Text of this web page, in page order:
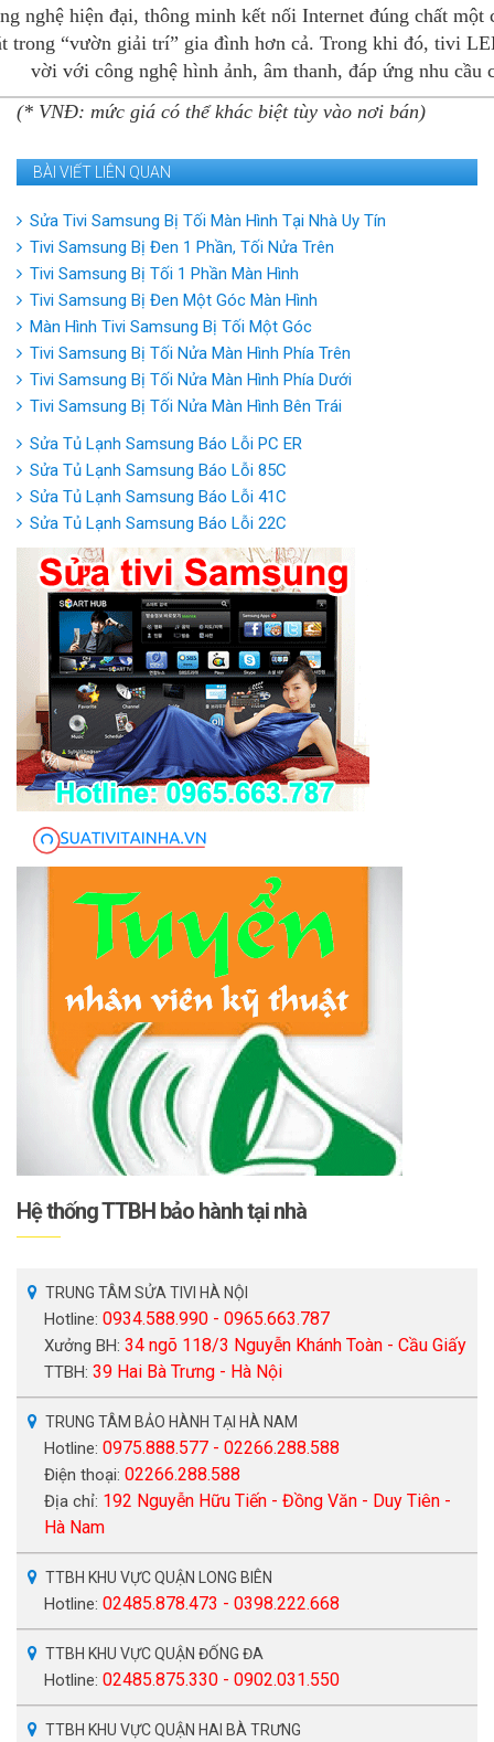
nghệ hiện đại, thông minh kết nối Internet đúng chất
trong “vườn giải trí” gia đình hơn cả. Trong khi đó, tivi
vời với công nghệ hình ảnh, âm thanh, đáp ứng nhu cầu
(* VNĐ: mức giá có thể khác biệt tùy vào nơi bán)
BÀI VIẾT LIÊN QUAN
Sửa Tivi Samsung Bị Tối Màn Hình Tại Nhà Uy Tín
Tivi Samsung Bị Đen 1 Phần, Tối Nửa Trên
Tivi Samsung Bị Tối 1 Phần Màn Hình
Tivi Samsung Bị Đen Một Góc Màn Hình
Màn Hình Tivi Samsung Bị Tối Một Góc
Tivi Samsung Bị Tối Nửa Màn Hình Phía Trên
Tivi Samsung Bị Tối Nửa Màn Hình Phía Dưới
Tivi Samsung Bị Tối Nửa Màn Hình Bên Trái
Sửa Tủ Lạnh Samsung Báo Lỗi PC ER
Sửa Tủ Lạnh Samsung Báo Lỗi 85C
Sửa Tủ Lạnh Samsung Báo Lỗi 41C
Sửa Tủ Lạnh Samsung Báo Lỗi 22C
Hệ thống TTBH bảo hành tại nhà
TRUNG TÂM SỬA TIVI HÀ NỘI
Hotline: 0934.588.990 - 0965.663.787
Xưởng BH: 34 ngõ 118/3 Nguyễn Khánh Toàn - Cầu Giấy
TTBH: 39 Hai Bà Trưng - Hà Nội
TRUNG TÂM BẢO HÀNH TẠI HÀ NAM
Hotline: 0975.888.577 - 02266.288.588
Điện thoại: 02266.288.588
Địa chỉ: 192 Nguyễn Hữu Tiến - Đồng Văn - Duy Tiên -
Hà Nam
TTBH KHU VỰC QUẬN LONG BIÊN
Hotline: 02485.878.473 - 0398.222.668
TTBH KHU VỰC QUẬN ĐỐNG ĐA
Hotline: 02485.875.330 - 0902.031.550
TTBH KHU VỰC QUẬN HAI BÀ TRƯNG